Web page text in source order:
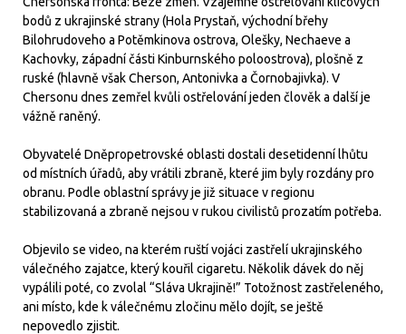
bodů z ukrajinské strany (Hola Prystaň, východní břehy
Bilohrudoveho a Potěmkinova ostrova, Olešky, Nechaeve a
Kachovky, západní části Kinburnského poloostrova), plošně z
ruské (hlavně však Cherson, Antonivka a Čornobajivka). V
Chersonu dnes zemřel kvůli ostřelování jeden člověk a další je
vážně raněný.
Obyvatelé Dněpropetrovské oblasti dostali desetidenní lhůtu
od místních úřadů, aby vrátili zbraně, které jim byly rozdány pro
obranu. Podle oblastní správy je již situace v regionu
stabilizovaná a zbraně nejsou v rukou civilistů prozatím potřeba.
Objevilo se video, na kterém ruští vojáci zastřelí ukrajinského
válečného zajatce, který kouřil cigaretu. Několik dávek do něj
vypálili poté, co zvolal “Sláva Ukrajině!” Totožnost zastřeleného,
ani místo, kde k válečnému zločinu mělo dojít, se ještě
nepovedlo zjistit.